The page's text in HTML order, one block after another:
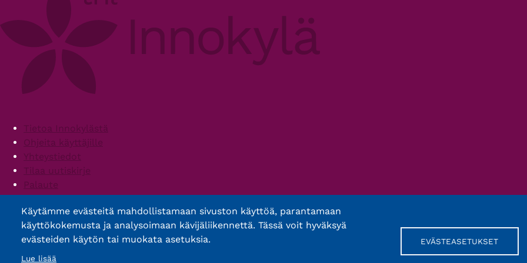
FooterTietoa Innokylästä
Ohjeita käyttäjille
Yhteystiedot
Tilaa uutiskirje
Palaute
Palvelun käyttöehdot
Saavutettavuusseloste
Käytämme evästeitä mahdollistamaan sivuston käyttöä, parantamaan
käyttökokemusta ja analysoimaan kävijäliikennettä. Tässä voit hyväksyä
evästeiden käytön tai muokata asetuksia.
Lue lisää
EVÄSTEASETUKSET